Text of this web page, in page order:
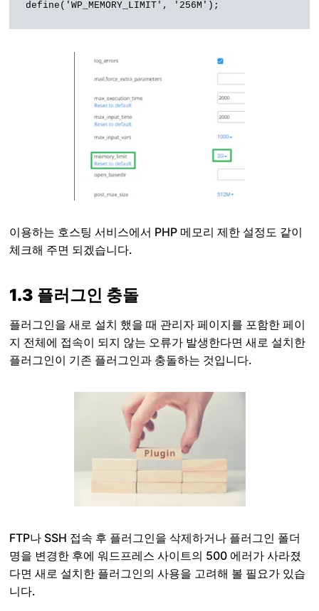
이용하는 호스팅 서비스에서 PHP 메모리 제한 설정도 같이
체크해 주면 되겠습니다.
1.3 플러그인 충돌
플러그인을 새로 설치 했을 때 관리자 페이지를 포함한 페이
지 전체에 접속이 되지 않는 오류가 발생한다면 새로 설치한
플러그인이 기존 플러그인과 충돌하는 것입니다.
FTP나 SSH 접속 후 플러그인을 삭제하거나 플러그인 폴더
명을 변경한 후에 워드프레스 사이트의 500 에러가 사라졌
다면 새로 설치한 플러그인의 사용을 고려해 볼 필요가 있습
니다.